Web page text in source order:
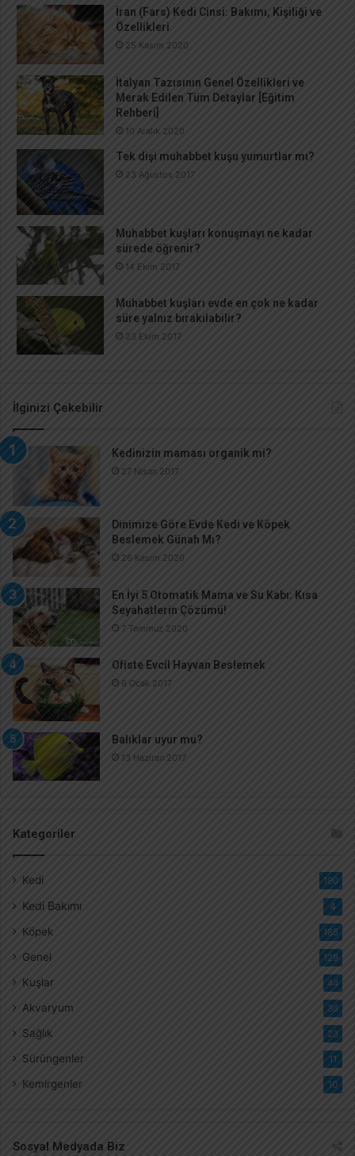
İran (Fars) Kedi Cinsi: Bakımı, Kişiliği ve
Özellikleri
25 Kasım 2020
İtalyan Tazısının Genel Özellikleri ve
Merak Edilen Tüm Detaylar [Eğitim
Rehberi]
10 Aralık 2020
Tek dişi muhabbet kuşu yumurtlar mı?
23 Ağustos 2017
Muhabbet kuşları konuşmayı ne kadar
sürede öğrenir?
14 Ekim 2017
Muhabbet kuşları evde en çok ne kadar
süre yalnız bırakılabilir?
23 Ekim 2017
İlginizi Çekebilir
Kedinizin maması organik mi?
27 Nisan 2017
Dinimize Göre Evde Kedi ve Köpek
Beslemek Günah Mı?
26 Kasım 2020
En İyi 5 Otomatik Mama ve Su Kabı: Kısa
Seyahatlerin Çözümü!
7 Temmuz 2020
Ofiste Evcil Hayvan Beslemek
6 Ocak 2017
Balıklar uyur mu?
13 Haziran 2017
Kategoriler
Kedi 190
Kedi Bakımı 4
Köpek 185
Genel 129
Kuşlar 44
Akvaryum 36
Sağlık 23
Sürüngenler 11
Kemirgenler 10
Sosyal Medyada Biz